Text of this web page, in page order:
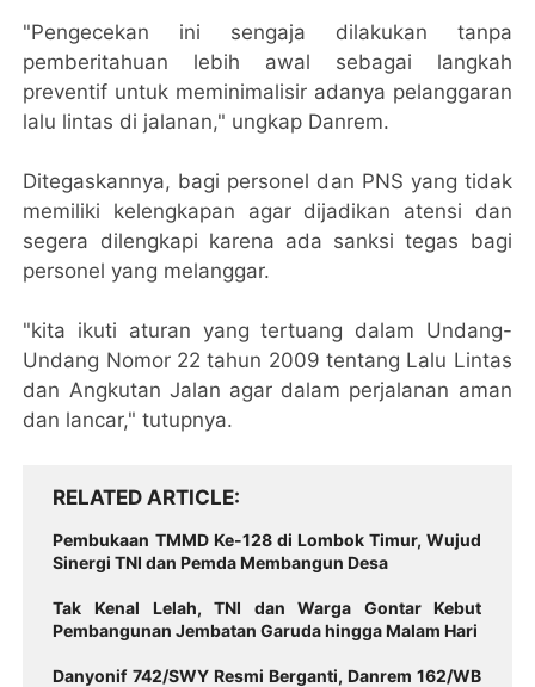
"Pengecekan ini sengaja dilakukan tanpa
pemberitahuan lebih awal sebagai langkah
preventif untuk meminimalisir adanya pelanggaran
lalu lintas di jalanan," ungkap Danrem.
Ditegaskannya, bagi personel dan PNS yang tidak
memiliki kelengkapan agar dijadikan atensi dan
segera dilengkapi karena ada sanksi tegas bagi
personel yang melanggar.
"kita ikuti aturan yang tertuang dalam Undang-
Undang Nomor 22 tahun 2009 tentang Lalu Lintas
dan Angkutan Jalan agar dalam perjalanan aman
dan lancar," tutupnya.
RELATED ARTICLE
Pembukaan TMMD Ke-128 di Lombok Timur, Wujud
Sinergi TNI dan Pemda Membangun Desa
Tak Kenal Lelah, TNI dan Warga Gontar Kebut
Pembangunan Jembatan Garuda hingga Malam Hari
Danyonif 742/SWY Resmi Berganti, Danrem 162/WB